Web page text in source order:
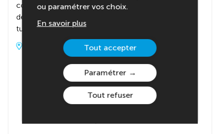
confortable et pratique, idéale pour récupérer après
des journées bien remplies. Tout est prévu pour que
tu passes un séjour agréable et sans stress.
Adresse du centre
Albergue Inturjoven Sevilla
Calle Isaac Peral, 2
41012 SEVILLE
ou paramétrer vos choix.
En savoir plus
Tout accepter
Paramétrer
Tout refuser